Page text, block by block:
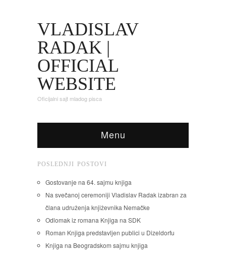
VLADISLAV
RADAK |
OFFICIAL
WEBSITE
Oficijalni sajt mladog pisca
Menu
POSLEDNJI POSTOVI
Gostovanje na 64. sajmu knjiga
Na svečanoj ceremoniji Vladislav Radak izabran za
člana udruženja književnika Nemačke
Odlomak iz romana Knjiga na SDK
Roman Knjiga predstavljen publici u Dizeldorfu
Knjiga na Beogradskom sajmu knjiga